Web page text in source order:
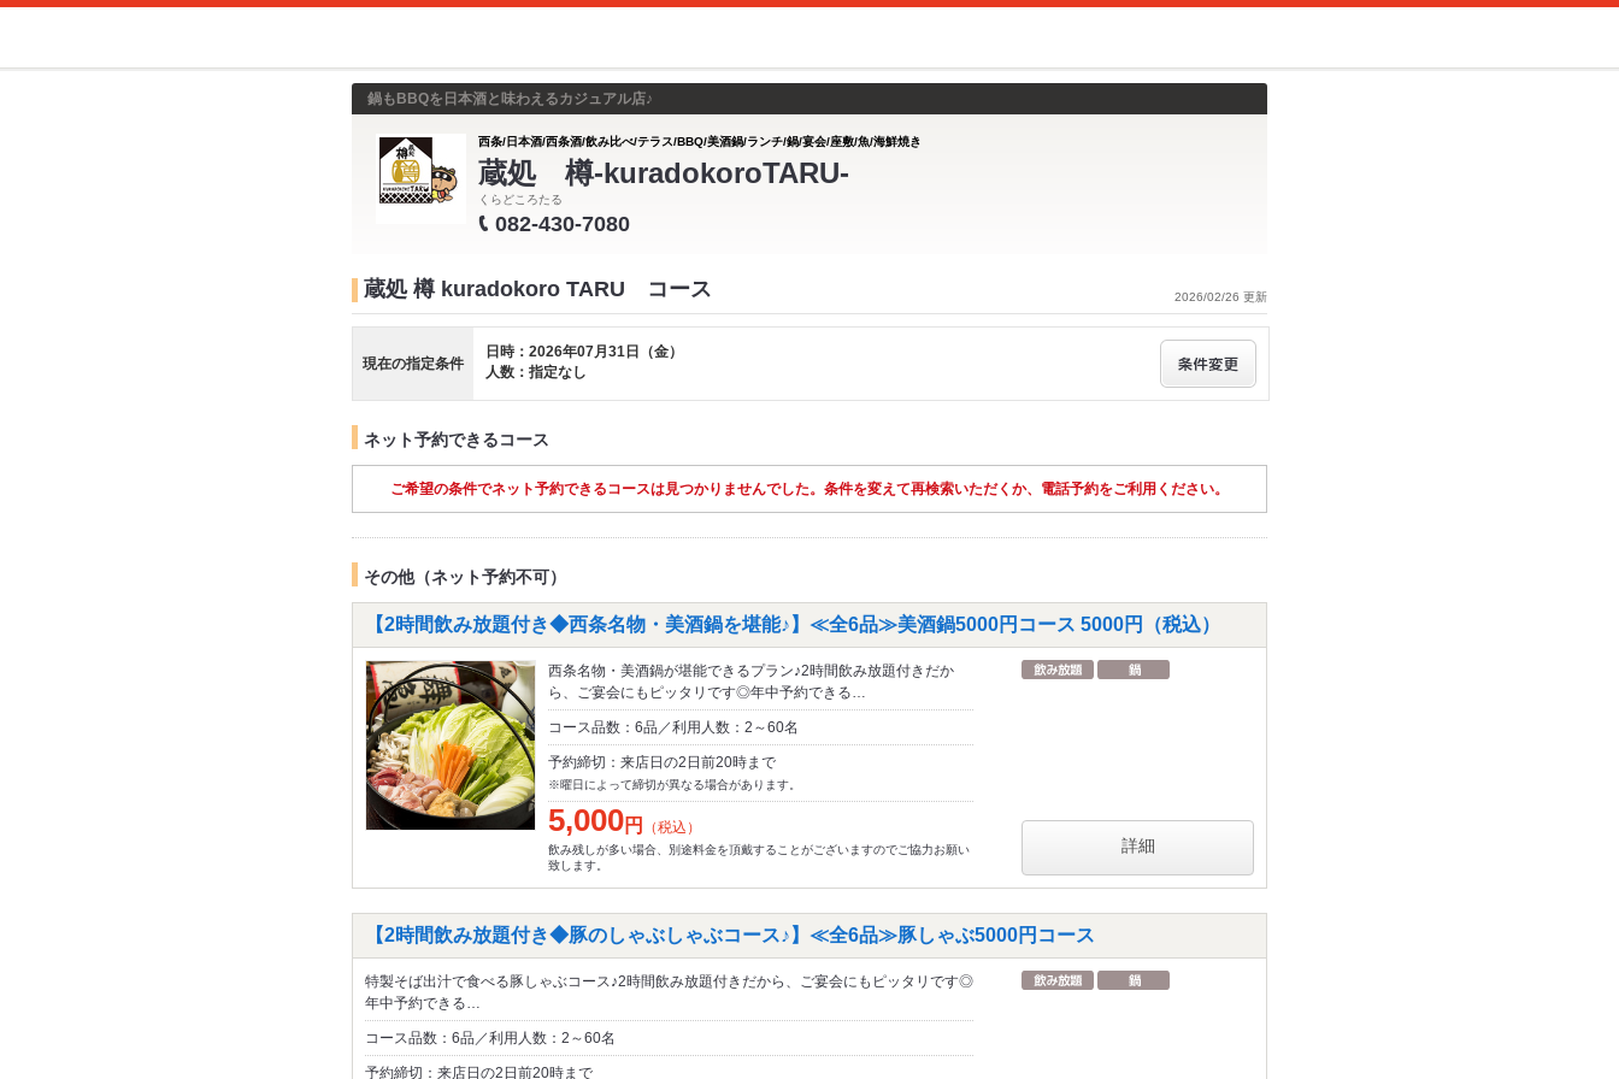
鍋もBBQを日本酒と味わえるカジュアル店♪
西条/日本酒/西条酒/飲み比べ/テラス/BBQ/美酒鍋/ランチ/鍋/宴会/座敷/魚/海鮮焼き
蔵処 樽-kuradokoroTARU-
くらどころたる
082-430-7080
2026/02/26 更新
蔵処 樽 kuradokoro TARU コース
現在の指定条件
日時：2026年07月31日（金）
人数：指定なし
ネット予約できるコース
ご希望の条件でネット予約できるコースは見つかりませんでした。条件を変えて再検索いただくか、電話予約をご利用ください。
その他（ネット予約不可）
【2時間飲み放題付き◆西条名物・美酒鍋を堪能♪】≪全6品≫美酒鍋5000円コース 5000円（税込）
西条名物・美酒鍋が堪能できるプラン♪2時間飲み放題付きだか
ら、ご宴会にもピッタリです◎年中予約できる…
コース品数：6品／利用人数：2～60名
予約締切：来店日の2日前20時まで
※曜日によって締切が異なる場合があります。
5,000円 （税込）
飲み残しが多い場合、別途料金を頂戴することがございますのでご協力お願い
致します。
詳細
【2時間飲み放題付き◆豚のしゃぶしゃぶコース♪】≪全6品≫豚しゃぶ5000円コース
特製そば出汁で食べる豚しゃぶコース♪2時間飲み放題付きだから、ご宴会にもピッタリです◎
年中予約できる…
コース品数：6品／利用人数：2～60名
予約締切：来店日の2日前20時まで